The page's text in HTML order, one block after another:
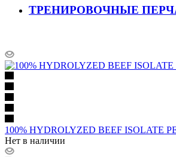
ТРЕНИРОВОЧНЫЕ
100% HYDROLYZED BEEF ISOLATE
Нет в наличии